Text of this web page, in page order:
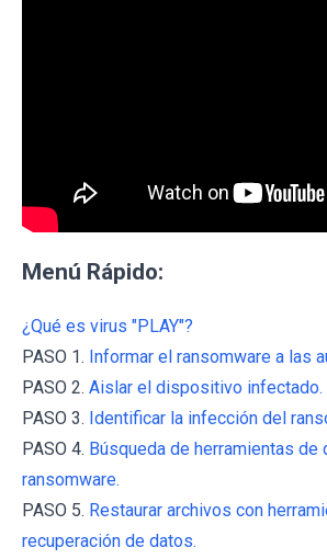
Menú Rápido:
¿Qué es virus "PLAY"?
PASO 1. Informar el ransomware a las
PASO 2. Aislar el dispositivo infectado.
PASO 3. Identificar la infección del
PASO 4. Búsqueda de herramientas
ransomware.
PASO 5. Restaurar archivos con
recuperación de datos.